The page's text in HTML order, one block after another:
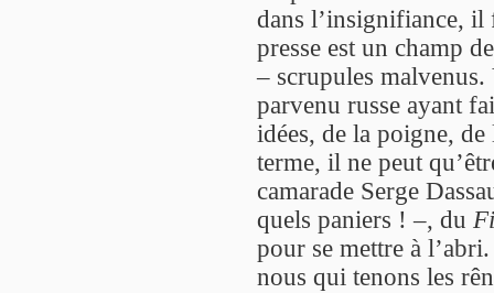
dans l’insignifiance, il
presse est un champ
– scrupules
parvenu russe ayant
idées, de la poigne,
terme, il ne peut
camarade Serge
quels paniers ! –, du
pour se mettre à
nous qui tenons les